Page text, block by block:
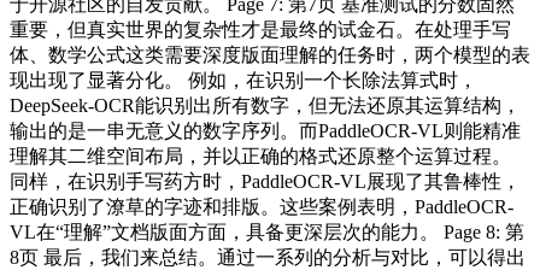
重要，但真实世界的复杂性才是最终的试金石。在处理手写
体、数学公式这类需要深度版面理解的任务时，两个模型的表
现出现了显著分化。 例如，在识别一个长除法算式时，
DeepSeek-OCR能识别出所有数字，但无法还原其运算结构，
输出的是一串无意义的数字序列。而PaddleOCR-VL则能精准
理解其二维空间布局，并以正确的格式还原整个运算过程。
同样，在识别手写药方时，PaddleOCR-VL展现了其鲁棒性，
正确识别了潦草的字迹和排版。这些案例表明，PaddleOCR-
VL在“理解”文档版面方面，具备更深层次的能力。 Page 8: 第
8页 最后，我们来总结。通过一系列的分析与对比，可以得出